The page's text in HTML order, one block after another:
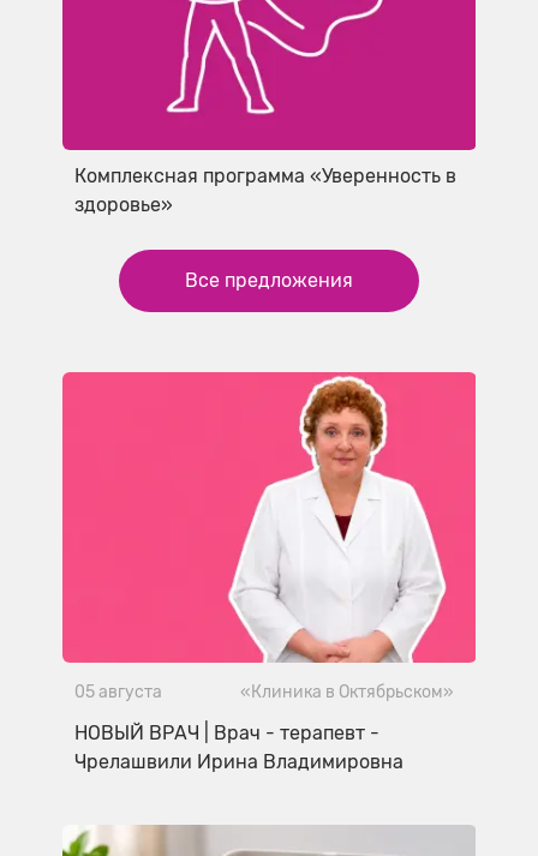
Комплексная программа «Уверенность в
здоровье»
Все предложения
05 августа «Клиника в Октябрьском»
НОВЫЙ ВРАЧ | Врач - терапевт -
Чрелашвили Ирина Владимировна